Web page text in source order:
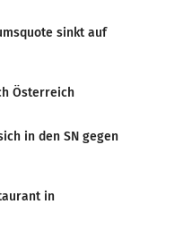
sinkt auf
Österreich
in den SN gegen
in